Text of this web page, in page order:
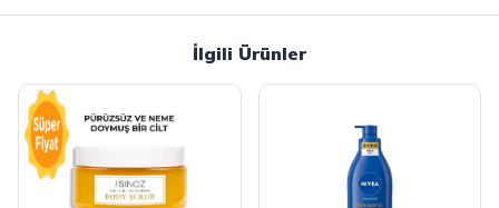
İlgili Ürünler